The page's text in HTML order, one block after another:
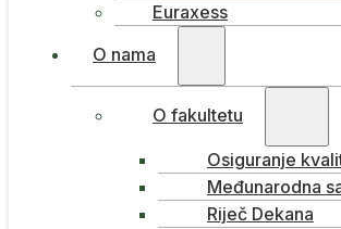
Euraxess
O nama
O fakultetu
Osiguranje
Međunarodna
Riječ Dekana